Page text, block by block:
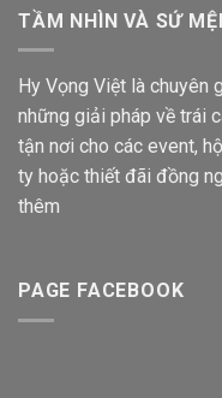
TẦM NHÌN VÀ SỨ
Hy Vọng Việt là chuyên
những giải pháp về trái
tận nơi cho các event,
ty hoặc thiết đãi đồng
thêm
PAGE FACEBOOK